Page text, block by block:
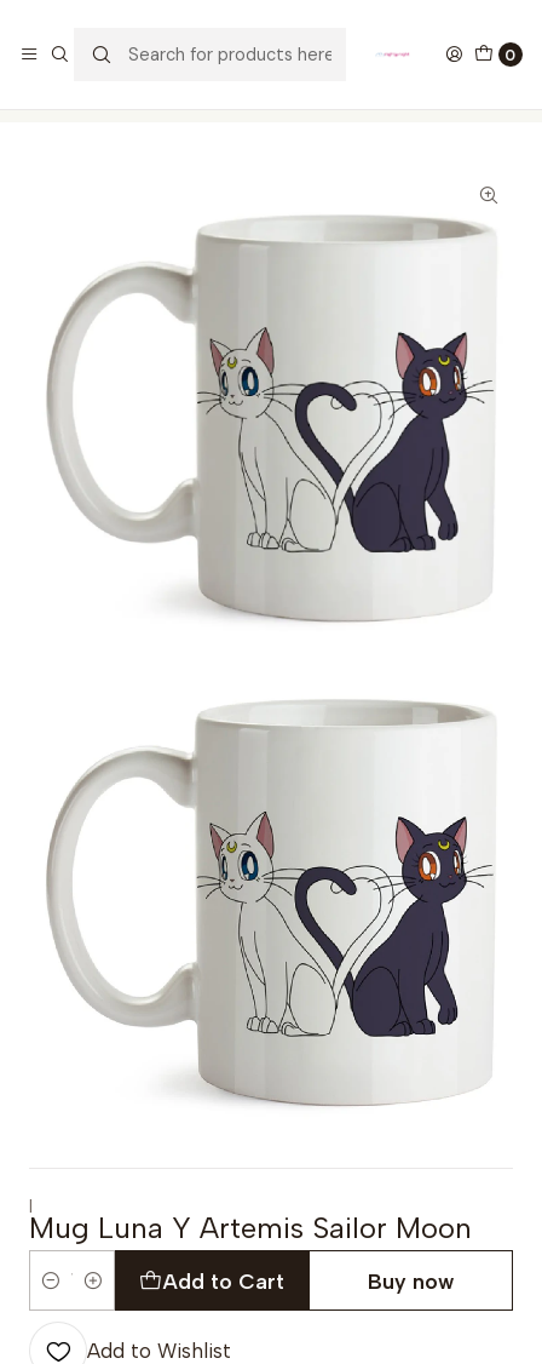
0
|
Mug Luna Y Artemis Sailor Moon
Quantity
Add to Cart Buy now
Add to Wishlist